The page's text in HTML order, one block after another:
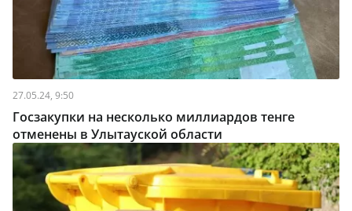
27.05.24, 9:50
Госзакупки на несколько миллиардов тенге
отменены в Улытауской области